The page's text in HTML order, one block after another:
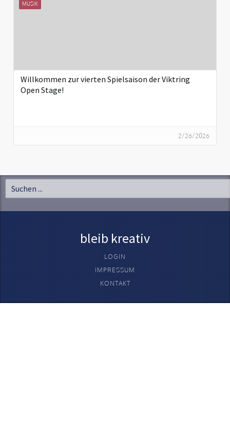
MUSIK
Willkommen zur vierten Spielsaison der Viktring
Open Stage!
2/26/2026
bleib kreativ
LOGIN
IMPRESSUM
KONTAKT